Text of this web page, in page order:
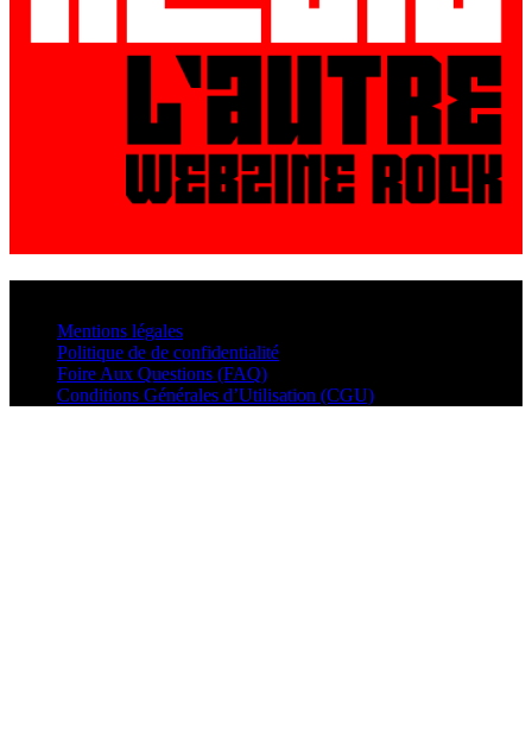
Mentions légales
Politique de de confidentialité
Foire Aux Questions (FAQ)
Conditions Générales d’Utilisation (CGU)